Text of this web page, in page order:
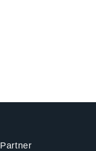
Partner